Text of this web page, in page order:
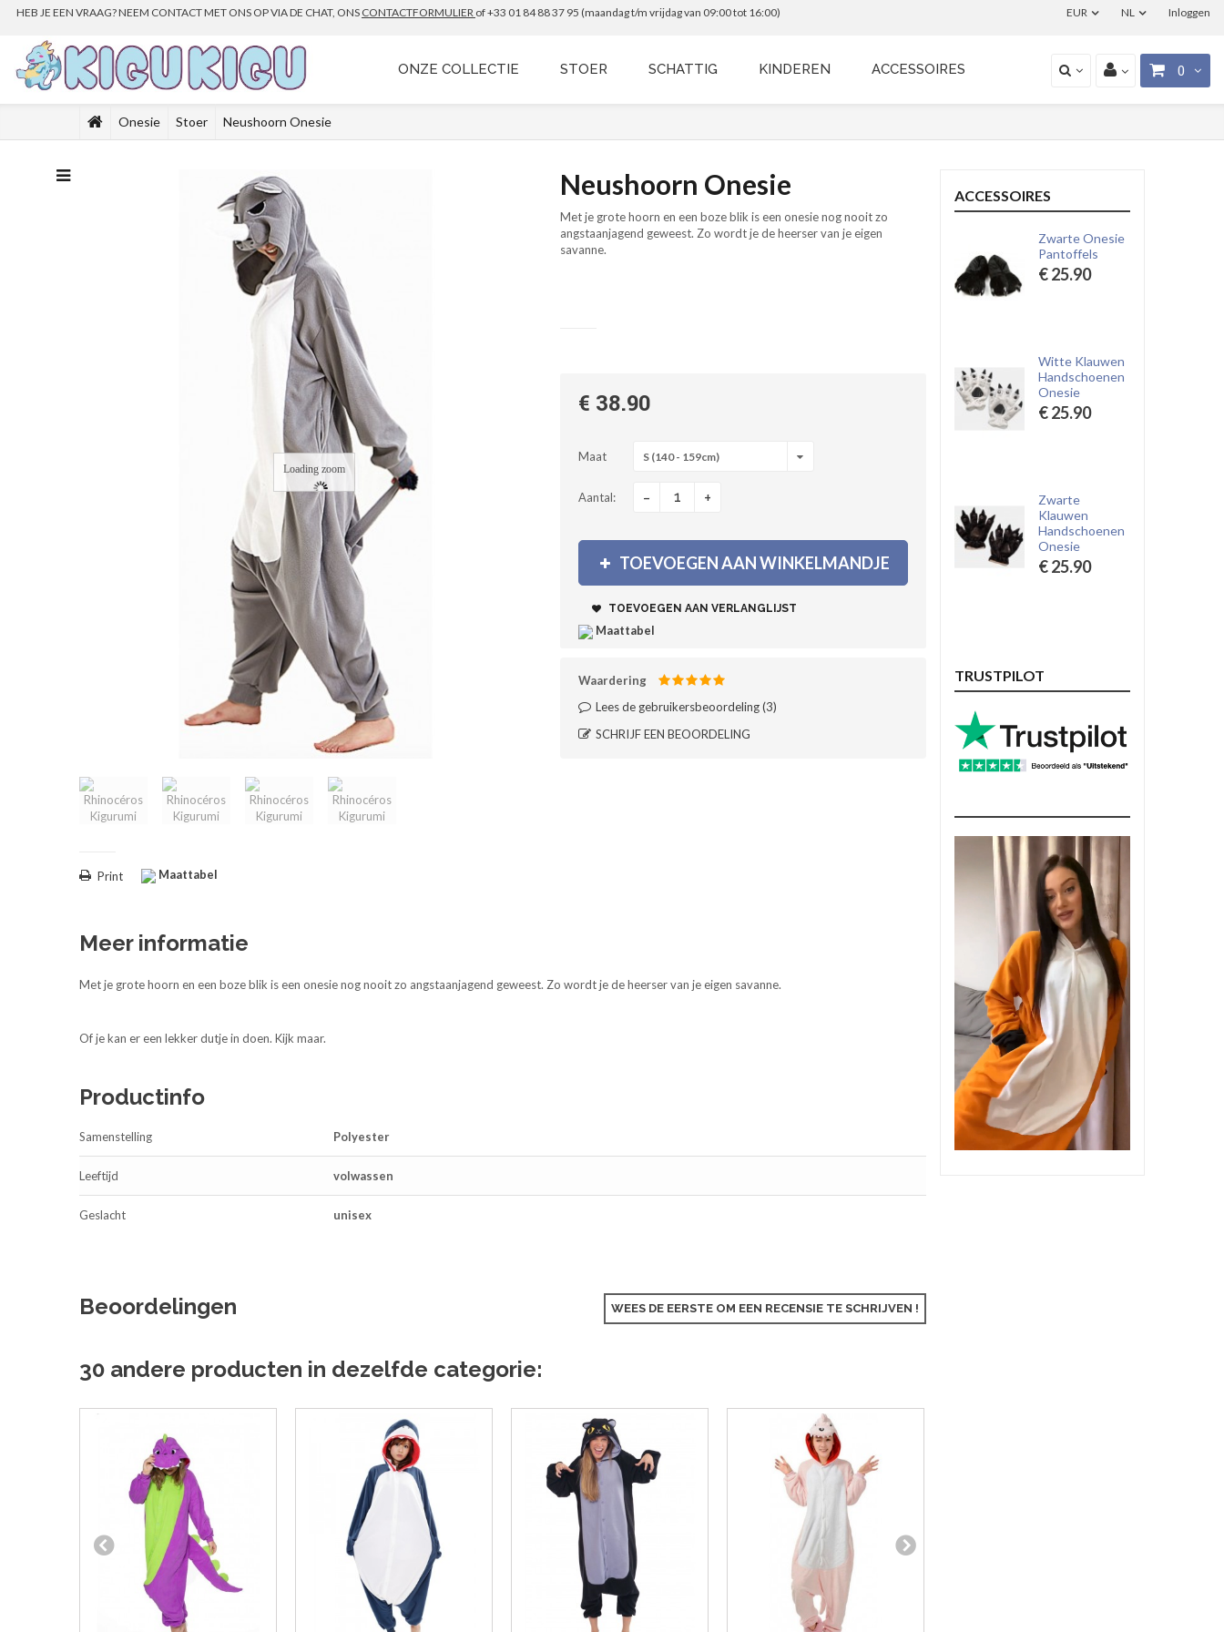
Inloggen
NL
HEB JE EEN VRAAG? NEEM CONTACT MET ONS OP VIA DE CHAT, ONS CONTACTFORMULIER of +33 01 84 88 37 95 (maandag t/m vrijdag van 09:00 tot 16:00) EUR
0
ONZE COLLECTIE STOER SCHATTIG KINDEREN ACCESSOIRES
Onesie Stoer Neushoorn Onesie
Loading zoom
Maattabel
Print
Neushoorn Onesie
Met je grote hoorn en een boze blik is een onesie nog nooit zo
angstaanjagend geweest. Zo wordt je de heerser van je eigen
savanne.
€ 38.90
Maat S (140 - 159cm)
Aantal: - +
TOEVOEGEN AAN WINKELMANDJE
TOEVOEGEN AAN VERLANGLIJST
Maattabel
Waardering
Lees de gebruikersbeoordeling (3)‎
SCHRIJF EEN BEOORDELING
Meer informatie
Met je grote hoorn en een boze blik is een onesie nog nooit zo angstaanjagend geweest. Zo wordt je de heerser van je eigen savanne.
Of je kan er een lekker dutje in doen. Kijk maar.
Productinfo
Samenstelling Polyester
Leeftijd volwassen
Geslacht unisex
Beoordelingen WEES DE EERSTE OM EEN RECENSIE TE SCHRIJVEN !
30 andere producten in dezelfde categorie:
ACCESSOIRES
Zwarte Onesie
Pantoffels
€ 25.90
Witte Klauwen
Handschoenen
Onesie
€ 25.90
Zwarte
Klauwen
Handschoenen
Onesie
€ 25.90
TRUSTPILOT